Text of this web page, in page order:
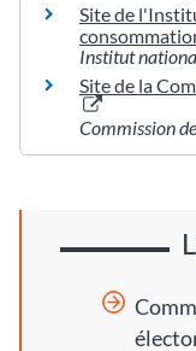
Site de
Institut
Site de la
Commission